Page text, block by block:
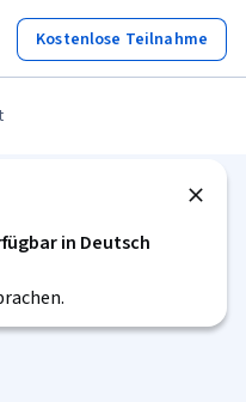
Kostenlose Teilnahme
in Deutsch